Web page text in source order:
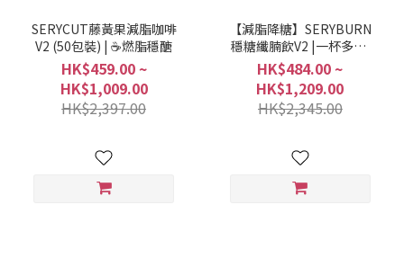
SERYCUT藤黃果減脂咖啡
V2 (50包裝) | ☕️燃脂穩醣
HK$459.00 ~
HK$1,009.00
HK$2,397.00
【減脂降糖】SERYBURN
穩糖纖腩飲V2 |一杯多效,
告別梨形💜
HK$484.00 ~
HK$1,209.00
HK$2,345.00